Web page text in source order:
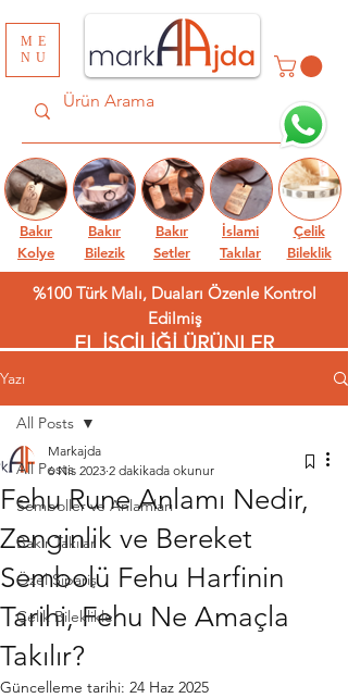
ME
NU
%100 Türk Malı, Duaları Özenle Kontrol
Edilmiş
EL İŞÇİLİĞİ ÜRÜNLER
Bakır
Kolye
Bakır
Bilezik
Bakır
Setler
İslami
Takılar
Çelik
Bileklik
Yazı
All Posts
Semboller ve Anlamları
Bakır Takılar
Özel Sipariş
Çelik Bileklikler
All Posts
Fehu Rune Anlamı Nedir,
Zenginlik ve Bereket
Sembolü Fehu Harfinin
Tarihi, Fehu Ne Amaçla
Takılır?
Markajda
6 Nis 2023 2 dakikada okunur
Güncelleme tarihi: 24 Haz 2025